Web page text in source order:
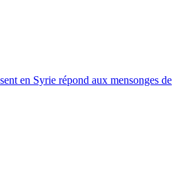
en Syrie répond aux mensonges de